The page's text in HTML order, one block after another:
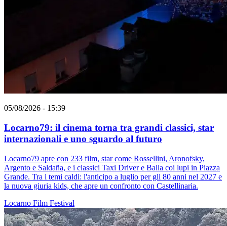
05/08/2026 - 15:39
Locarno79: il cinema torna tra grandi classici, star
internazionali e uno sguardo al futuro
Locarno79 apre con 233 film, star come Rossellini, Aronofsky,
Argento e Saldaña, e i classici Taxi Driver e Balla coi lupi in Piazza
Grande. Tra i temi caldi: l'anticipo a luglio per gli 80 anni nel 2027 e
la nuova giuria kids, che apre un confronto con Castellinaria.
Locarno Film Festival